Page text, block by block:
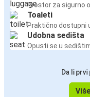
Prostor za sigurno
Toaleti
Praktično dostupni
Udobna sedišta
Opusti se u
Da li